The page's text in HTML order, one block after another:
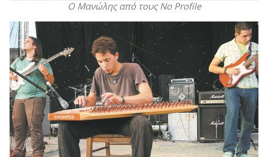
Ο Μανώλης από τους No Profile